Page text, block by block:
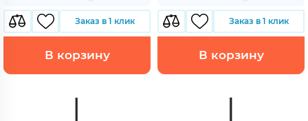
Заказ в 1 клик
В корзину
Заказ в 1 клик
В корзину